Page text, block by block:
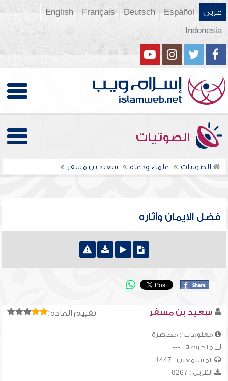
عربي Español
Deutsch
Français
English
Indonesia
الصوتيات
الصوتيات علماء ودعاة سعيد بن مسفر
فضل الإيمان وآثاره
تقييم المادة: سعيد بن مسفر
معلومات : محاضرة
ملحوظة : ---
المستمعين : 1447
التنزيل : 8267